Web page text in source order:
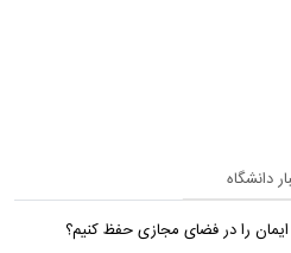
دانشگاه
را در فضای مجازی حفظ کنیم؟